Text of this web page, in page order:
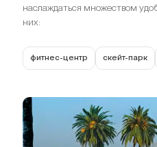
наслаждаться множеством
них:
фитнес-центр скейт-парк